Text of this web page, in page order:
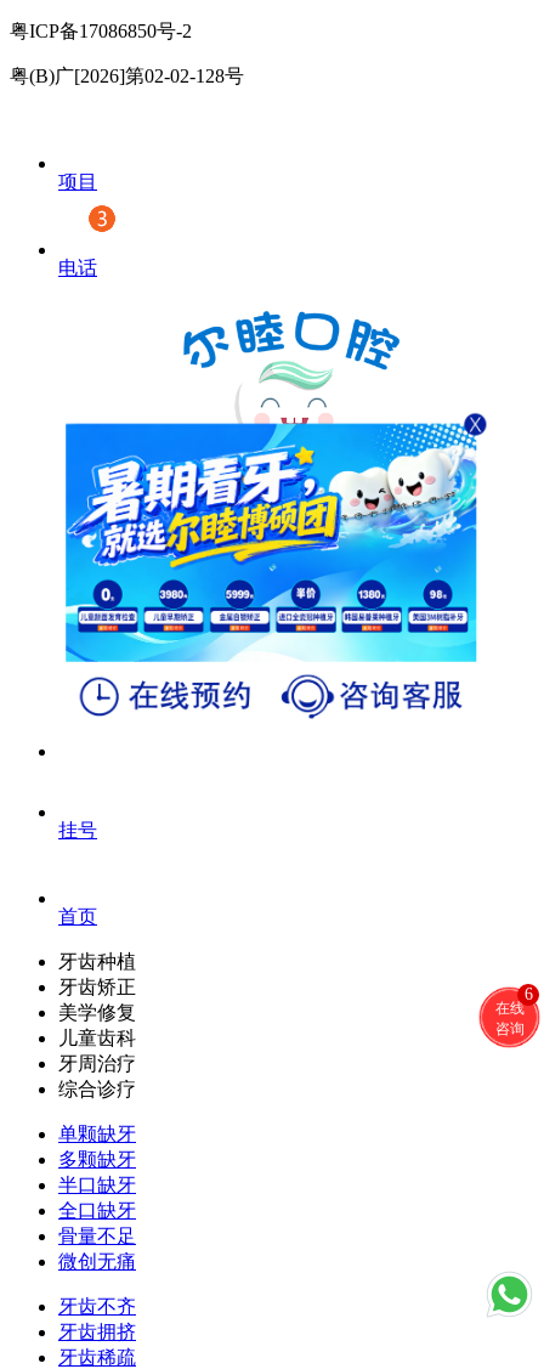
在线
咨询
6
粤ICP备17086850号-2
粤(B)广[2026]第02-02-128号
项目
电话
挂号
首页
牙齿种植
牙齿矫正
美学修复
儿童齿科
牙周治疗
综合诊疗
单颗缺牙
多颗缺牙
半口缺牙
全口缺牙
骨量不足
微创无痛
牙齿不齐
牙齿拥挤
牙齿稀疏